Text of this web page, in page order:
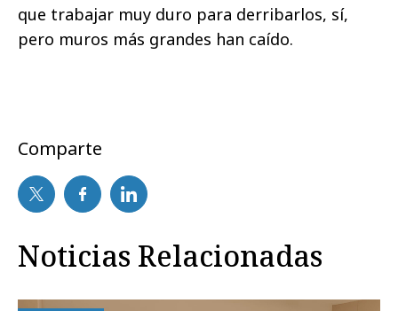
que trabajar muy duro para derribarlos, sí,
pero muros más grandes han caído.
Comparte
Noticias Relacionadas